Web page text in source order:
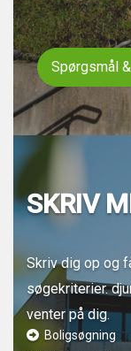
Spørgsmål
SKRIV
Skriv dig op og
søgekriterier.
venter på dig.
Boligsøgning